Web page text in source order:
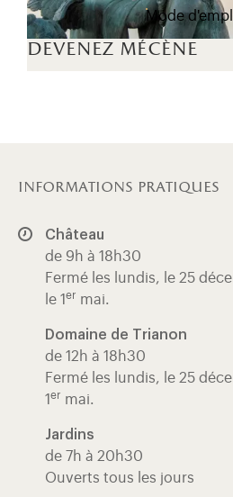
devenez mécène
Mode
informations pratiques
Château
de 9h à 18h30
Fermé les lundis, le 25
le 1 er mai.
Domaine de Trianon
de 12h à 18h30
Fermé les lundis, le 25
1 er mai.
Jardins
de 7h à 20h30
Ouverts tous les jours